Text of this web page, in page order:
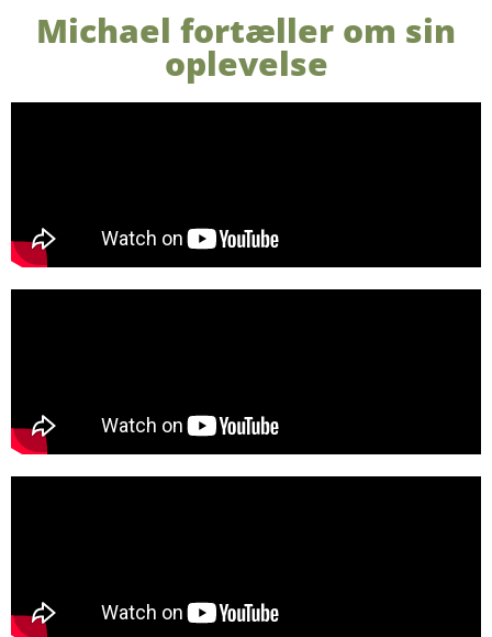
Michael fortæller om sin
oplevelse